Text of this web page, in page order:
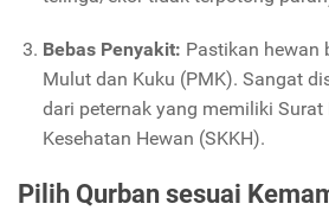
Bebas Penyakit: Pastikan hewan
Mulut dan Kuku (PMK). Sangat
dari peternak yang memiliki Surat
Kesehatan Hewan (SKKH).
Pilih Qurban sesuai